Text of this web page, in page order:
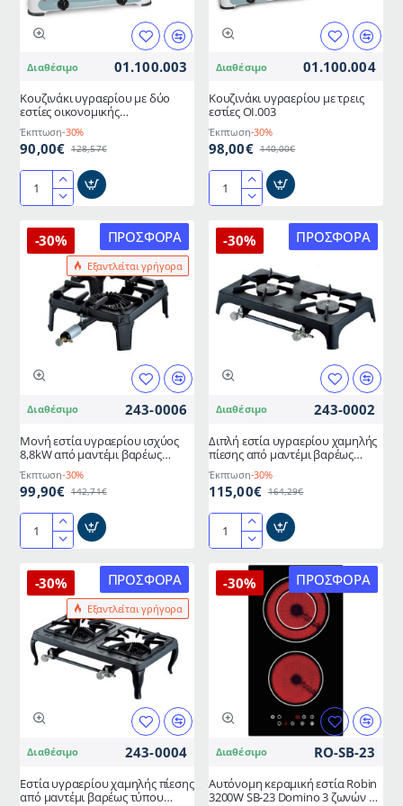
μπλε
χρώμα
Διαθέσιμο 01.100.003
Κουζινάκι υγραερίου με δύο
εστίες οικονομικής
κατανάλωσης ρεύματος ΟΙ.200
Έκπτωση-30%
90,00€ 128,57€
Κουζινάκι
με
δύο
οικονομικής
κατανάλωσης
ρεύματος
Διαθέσιμο 01.100.004
Κουζινάκι υγραερίου με τρεις
εστίες ΟΙ.003
Έκπτωση-30%
98,00€ 140,00€
Κουζινάκι
με
τρεις
ΟΙ.003
ΠΡΟΣΦΟΡΆ
Εξαντλείται γρήγορα
-30%
Διαθέσιμο 243-0006
Μονή εστία υγραερίου ισχύος
8,8kW από μαντέμι βαρέως
τύπου χαμηλής πίεσης FOKER
Έκπτωση-30%
99,90€ 142,71€
Μονή
υγραερίου
ισχύος
από
μαντέμι
βαρέως
πίεσης
ΠΡΟΣΦΟΡΆ
-30%
Διαθέσιμο 243-0002
Διπλή εστία υγραερίου χαμηλής
πίεσης από μαντέμι βαρέως
τύπου ισχύος 5kW FOKER
Έκπτωση-30%
115,00€ 164,29€
Διπλή
υγραερίου
χαμηλής
5kW
ΠΡΟΣΦΟΡΆ
Εξαντλείται γρήγορα
-30%
Διαθέσιμο 243-0004
Εστία υγραερίου χαμηλής πίεσης
από μαντέμι βαρέως τύπου
ΠΡΟΣΦΟΡΆ
-30%
Διαθέσιμο RO-SB-23
Αυτόνομη κεραμική εστία Robin
3200W SB-23 Domino 3 ζωνών με